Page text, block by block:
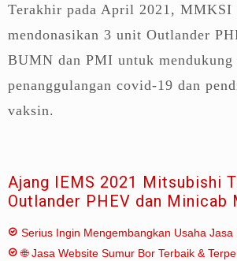
Terakhir pada April 2021, MMKSI
mendonasikan 3 unit Outlander
BUMN dan PMI untuk mendukung
penanggulangan covid-19 dan
vaksin.
Ajang IEMS 2021 Mitsubishi
Outlander PHEV dan Minicab
Serius Ingin Mengembangkan Usaha Jasa
🌐 Jasa Website Sumur Bor Terbaik &